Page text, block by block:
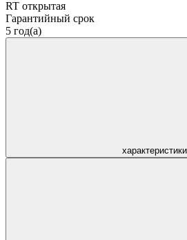
RT открытая
Гарантийный срок
5 год(а)
характеристики